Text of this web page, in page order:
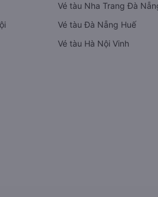
Vé tàu Nha Trang Đà
Vé tàu Đà Nẵng Huế
Vé tàu Hà Nội Vinh